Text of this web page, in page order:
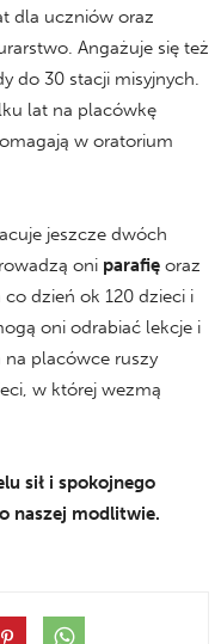
dla uczniów oraz
Angażuje się też
do 30 stacji misyjnych.
lat na placówkę
w oratorium
jeszcze dwóch
oni parafię oraz
dzień ok 120 dzieci i
oni odrabiać lekcje i
na placówce ruszy
w której wezmą
sił i spokojnego
naszej modlitwie.